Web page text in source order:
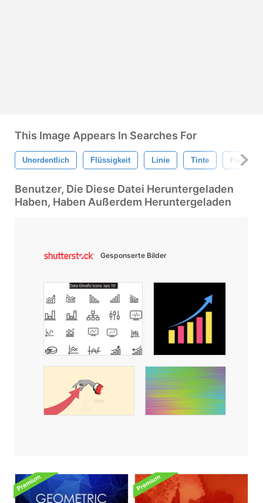
This Image Appears In Searches For
Unordentlich Flüssigkeit Linie Tinte Farbe
Benutzer, Die Diese Datei Heruntergeladen
Haben, Haben Außerdem Heruntergeladen
Gesponserte Bilder